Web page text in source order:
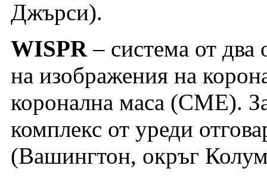
Джърси).
WISPR– система от два
на изображения на
коронална маса (CME).
комплекс от уреди
(Вашингтон, окръг